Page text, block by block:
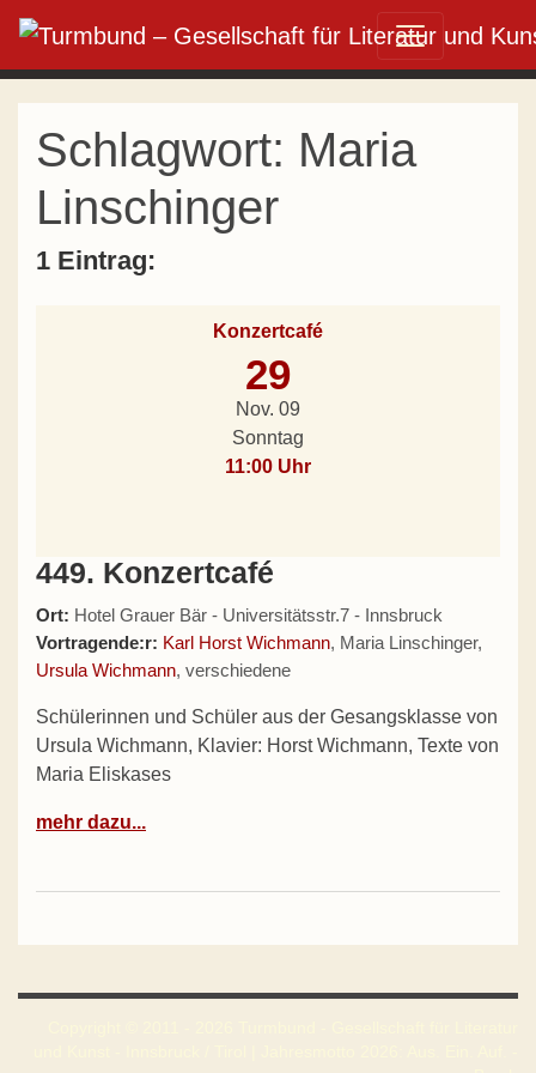
Hauptnavigation
Schlagwort: Maria
Linschinger
1 Eintrag:
Konzertcafé
29
Nov. 09
Sonntag
11:00 Uhr
449. Konzertcafé
Ort: Hotel Grauer Bär - Universitätsstr.7 - Innsbruck
Vortragende:r: Karl Horst Wichmann, Maria Linschinger,
Ursula Wichmann, verschiedene
Schülerinnen und Schüler aus der Gesangsklasse von
Ursula Wichmann, Klavier: Horst Wichmann, Texte von
Maria Eliskases
mehr dazu...